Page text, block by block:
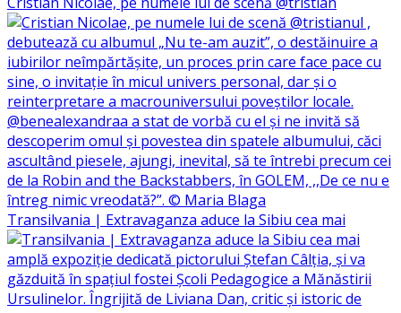
Transilvania | Extravaganza aduce la Sibiu cea mai